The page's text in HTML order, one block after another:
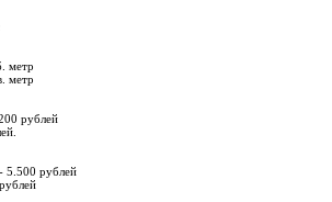
метр
метр
рублей
5.500 рублей